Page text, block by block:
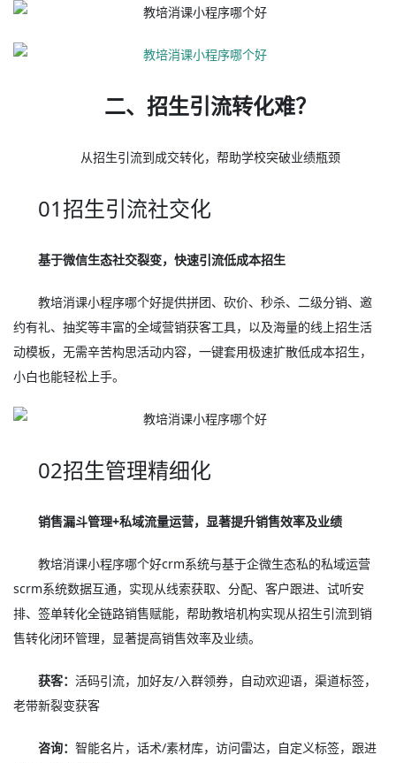
二、招生引流转化难？
从招生引流到成交转化，帮助学校突破业绩瓶颈
01招生引流社交化
基于微信生态社交裂变，快速引流低成本招生
教培消课小程序哪个好提供拼团、砍价、秒杀、二级分销、邀
约有礼、抽奖等丰富的全域营销获客工具，以及海量的线上招生活
动模板，无需辛苦构思活动内容，一键套用极速扩散低成本招生，
小白也能轻松上手。
02招生管理精细化
销售漏斗管理+私域流量运营，显著提升销售效率及业绩
教培消课小程序哪个好crm系统与基于企微生态私的私域运营
scrm系统数据互通，实现从线索获取、分配、客户跟进、试听安
排、签单转化全链路销售赋能，帮助教培机构实现从招生引流到销
售转化闭环管理，显著提高销售效率及业绩。
获客：活码引流，加好友/入群领券，自动欢迎语，渠道标签，
老带新裂变获客
咨询：智能名片，话术/素材库，访问雷达，自定义标签，跟进